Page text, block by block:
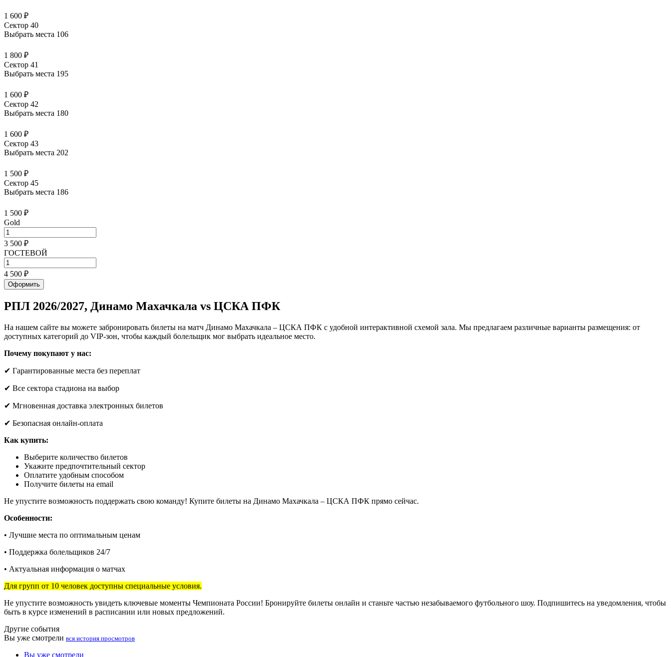
1 600 ₽
Сектор 40
Выбрать места 106
1 800 ₽
Сектор 41
Выбрать места 195
1 600 ₽
Сектор 42
Выбрать места 180
1 600 ₽
Сектор 43
Выбрать места 202
1 500 ₽
Сектор 45
Выбрать места 186
1 500 ₽
Gold
3 500 ₽
ГОСТЕВОЙ
4 500 ₽
Оформить
РПЛ 2026/2027, Динамо Махачкала vs ЦСКА ПФК
На нашем сайте вы можете забронировать билеты на матч Динамо Махачкала – ЦСКА ПФК с удобной интерактивной схемой зала. Мы предлагаем различные варианты размещения: от
доступных категорий до VIP-зон, чтобы каждый болельщик мог выбрать идеальное место.
Почему покупают у нас:
✔ Гарантированные места без переплат
✔ Все сектора стадиона на выбор
✔ Мгновенная доставка электронных билетов
✔ Безопасная онлайн-оплата
Как купить:
Выберите количество билетов
Укажите предпочтительный сектор
Оплатите удобным способом
Получите билеты на email
Не упустите возможность поддержать свою команду! Купите билеты на Динамо Махачкала – ЦСКА ПФК прямо сейчас.
Особенности:
• Лучшие места по оптимальным ценам
• Поддержка болельщиков 24/7
• Актуальная информация о матчах
Для групп от 10 человек доступны специальные условия.
Не упустите возможность увидеть ключевые моменты Чемпионата России! Бронируйте билеты онлайн и станьте частью незабываемого футбольного шоу. Подпишитесь на уведомления, чтобы
быть в курсе изменений в расписании или новых предложений.
Другие события
Вы уже смотрели вся история просмотров
Вы уже смотрели